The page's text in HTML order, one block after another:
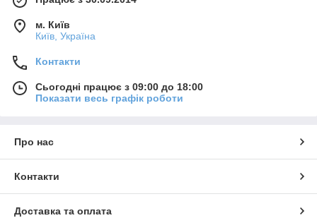
м. Київ
Київ, Україна
Контакти
Сьогодні працює з 09:00 до 18:00
Показати весь графік роботи
Про нас
Контакти
Доставка та оплата